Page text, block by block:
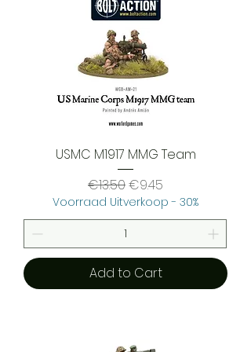
USMC M1917 MMG Team
Regular Price
€13.50Sale Price
€9.45
Voorraad Uitverkoop - 30%
Add to Cart